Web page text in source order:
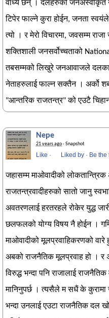
वाध्य छन् । दलहरुको
टिपेर फाल्ने कुरा होईन, जनता स्वयंले
त्यो । र मेरो विचारमा, जवसम्म
शक्तिशाली जनसर्वोच्चताको
तबसम्मको लिखुरे जनआवाजले दलका
नेताहरुलाई फाल्न सक्तैन । अर्को
"आन्तरिक राजतन्त्र" को एउटै
Nepe
21 years ago· Snapshot
Like · Liked by · Be the
जहासम्म माओवादीको
राजतन्त्रवादीहरुको सातो जानु
अवतरणलाई हरतरहले रोकेर युद्ध
छलफलको योग्य विषय नै होईन ।
माओवादीको मूलप्रवाहिकरणको
अबको राजनैतिक मूलप्रवाह हो । र
विरुद्ध भन्दा पनि राजालाई
मानिनुपर्छ । त्यसैले म सधैं के कुरामा
भन्दा उनलाई एउटा राजनैतिक दल